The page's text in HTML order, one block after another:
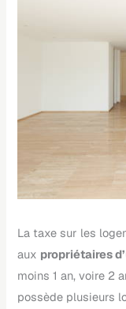
La taxe sur les
aux propriétaires
moins 1 an, voire 2
possède plusieurs